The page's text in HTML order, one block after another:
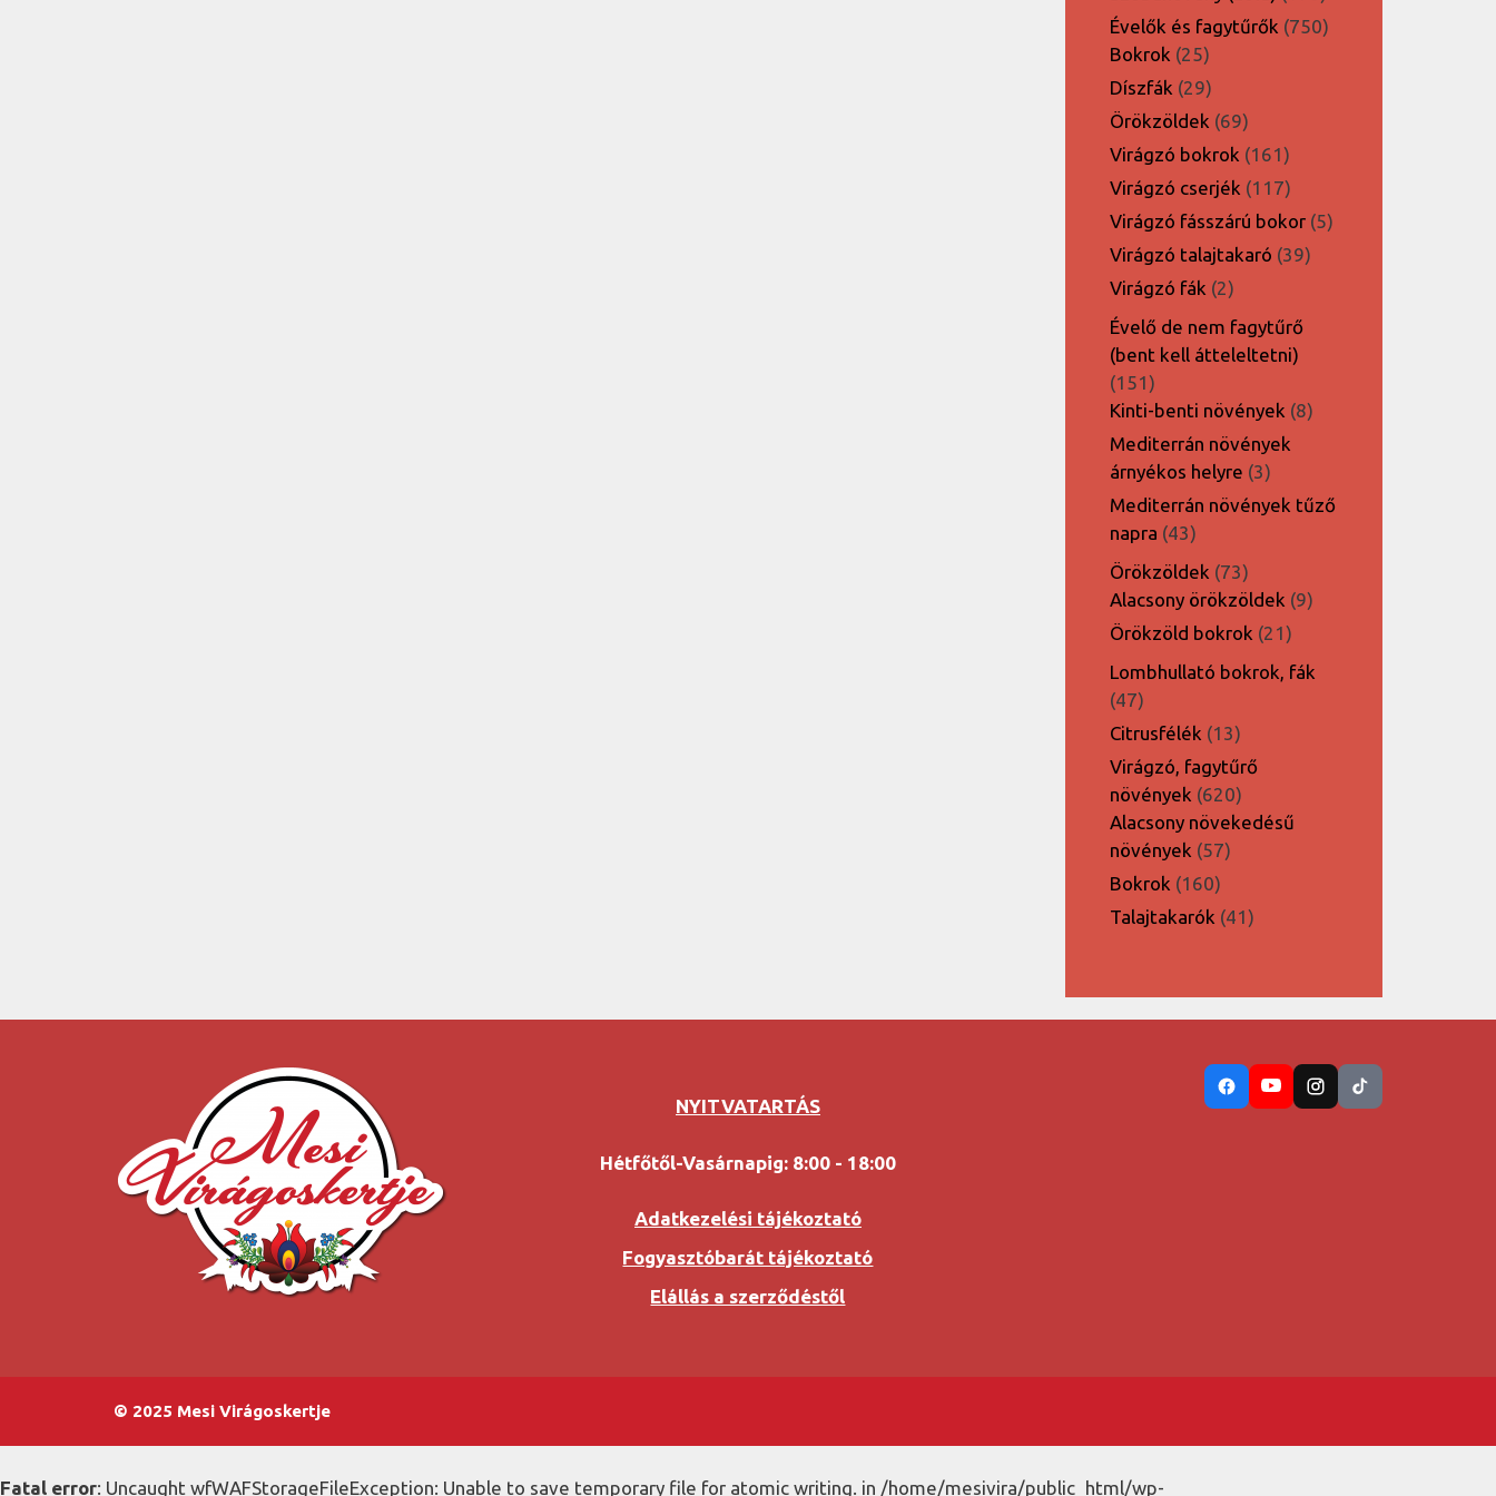
termék
Évelők és fagytűrők 750750
Bokrok 2525
termék
Díszfák 2929
termék
Örökzöldek 6969
termék
Virágzó bokrok 161161
termék
Virágzó cserjék 117117
termék
Virágzó fásszárú bokor 55
Virágzó talajtakaró 3939
Virágzó fák 22
termék
Évelő de nem fagytűrő
(bent kell átteleltetni)
151151
termék
Kinti-benti növények 88
Mediterrán növények
árnyékos helyre 33
termék
Mediterrán növények tűző
napra 4343
termék
Örökzöldek 7373
termék
Alacsony örökzöldek 99
Örökzöld bokrok 2121
termék
Lombhullató bokrok, fák
4747
termék
Citrusfélék 1313
termék
Virágzó, fagytűrő
növények 620620
termék
Alacsony növekedésű
növények 5757
Bokrok 160160
termék
Talajtakarók 4141
NYITVATARTÁS
Hétfőtől-Vasárnapig: 8:00 - 18:00
Adatkezelési tájékoztató
Fogyasztóbarát tájékoztató
Elállás a szerződéstől
© 2025 Mesi Virágoskertje
Fatal error: Uncaught wfWAFStorageFileException: Unable to save temporary file for atomic writing. in /home/mesivira/public_html/wp-